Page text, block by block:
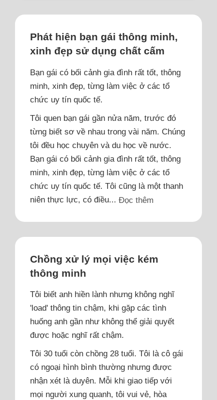
Phát hiện bạn gái thông minh,
xinh đẹp sử dụng chất cấm
Bạn gái có bối cảnh gia đình rất tốt, thông
minh, xinh đẹp, từng làm việc ở các tổ
chức uy tín quốc tế.
Tôi quen bạn gái gần nửa năm, trước đó
từng biết sơ về nhau trong vài năm. Chúng
tôi đều học chuyên và du học về nước.
Bạn gái có bối cảnh gia đình rất tốt, thông
minh, xinh đẹp, từng làm việc ở các tổ
chức uy tín quốc tế. Tôi cũng là một thanh
niên thực lực, có điều...Đọc thêm
Chồng xử lý mọi việc kém
thông minh
Tôi biết anh hiền lành nhưng không nghĩ
'load' thông tin chậm, khi gặp các tình
huống anh gần như không thể giải quyết
được hoặc nghĩ rất chậm.
Tôi 30 tuổi còn chồng 28 tuổi. Tôi là cô gái
có ngoại hình bình thường nhưng được
nhận xét là duyên. Mỗi khi giao tiếp với
mọi người xung quanh, tôi vui vẻ, hòa